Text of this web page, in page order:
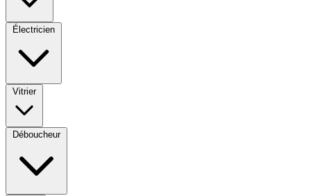
Électricien
Vitrier
Déboucheur